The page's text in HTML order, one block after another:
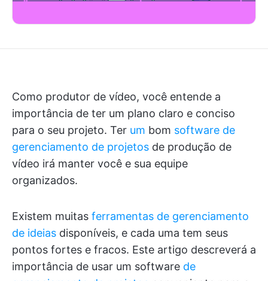
Como produtor de vídeo, você entende a
importância de ter um plano claro e conciso
para o seu projeto. Ter um bom software de
gerenciamento de projetos de produção de
vídeo irá manter você e sua equipe
organizados.
Existem muitas ferramentas de gerenciamento
de ideias disponíveis, e cada uma tem seus
pontos fortes e fracos. Este artigo descreverá a
importância de usar um software de